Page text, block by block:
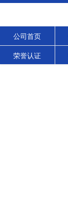
公司首页
荣誉认证